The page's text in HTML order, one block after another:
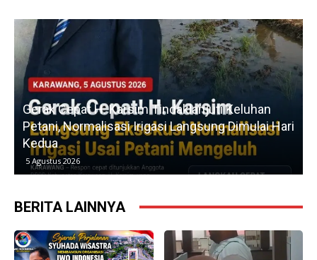
Gerak Cepat H. Karsim Tindaklanjuti Keluhan
Petani, Normalisasi Irigasi Langsung Dimulai Hari
Kedua
5 Agustus 2026
BERITA LAINNYA